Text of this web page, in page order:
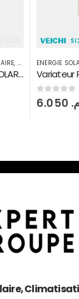
Variateur Pompage VEICHI i23 15 kW
ENERGIE
0sur 5 24.750